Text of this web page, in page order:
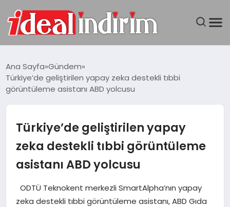
BILGISAYAR
TEKNOLOJI
YAŞAM
Ana Sayfa Gündem
Türkiye’de geliştirilen yapay zeka destekli tıbbi
görüntüleme asistanı ABD yolcusu
Türkiye’de geliştirilen yapay
zeka destekli tıbbi görüntüleme
asistanı ABD yolcusu
ODTÜ Teknokent merkezli SmartAlpha’nın yapay
zeka destekli tıbbi görüntüleme asistanı, ABD Gıda